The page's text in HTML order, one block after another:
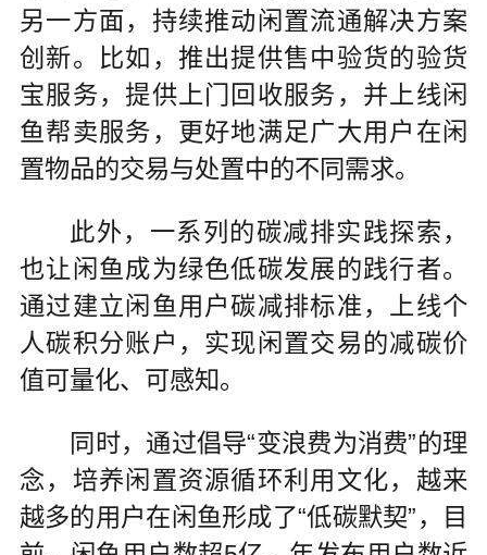
另一方面，持续推动闲置流通解决方案
创新。比如，推出提供售中验货的验货
宝服务，提供上门回收服务，并上线闲
鱼帮卖服务，更好地满足广大用户在闲
置物品的交易与处置中的不同需求。
此外，一系列的碳减排实践探索，
也让闲鱼成为绿色低碳发展的践行者。
通过建立闲鱼用户碳减排标准，上线个
人碳积分账户，实现闲置交易的减碳价
值可量化、可感知。
同时，通过倡导“变浪费为消费”的理
念，培养闲置资源循环利用文化，越来
越多的用户在闲鱼形成了“低碳默契”，目